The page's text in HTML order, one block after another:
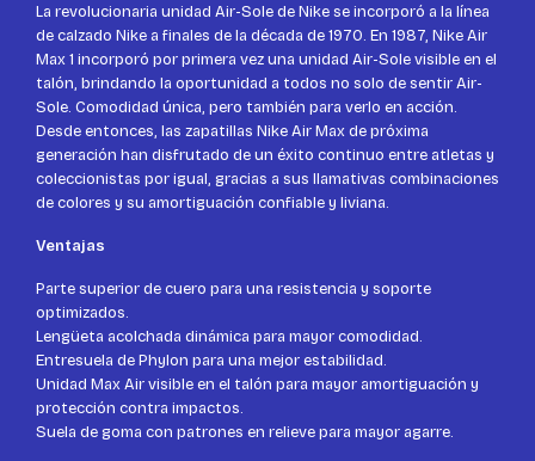
La revolucionaria unidad Air-Sole de Nike se incorporó a la línea
de calzado Nike a finales de la década de 1970. En 1987, Nike Air
Max 1 incorporó por primera vez una unidad Air-Sole visible en el
talón, brindando la oportunidad a todos no solo de sentir Air-
Sole. Comodidad única, pero también para verlo en acción.
Desde entonces, las zapatillas Nike Air Max de próxima
generación han disfrutado de un éxito continuo entre atletas y
coleccionistas por igual, gracias a sus llamativas combinaciones
de colores y su amortiguación confiable y liviana.
Ventajas
Parte superior de cuero para una resistencia y soporte
optimizados.
Lengüeta acolchada dinámica para mayor comodidad.
Entresuela de Phylon para una mejor estabilidad.
Unidad Max Air visible en el talón para mayor amortiguación y
protección contra impactos.
Suela de goma con patrones en relieve para mayor agarre.